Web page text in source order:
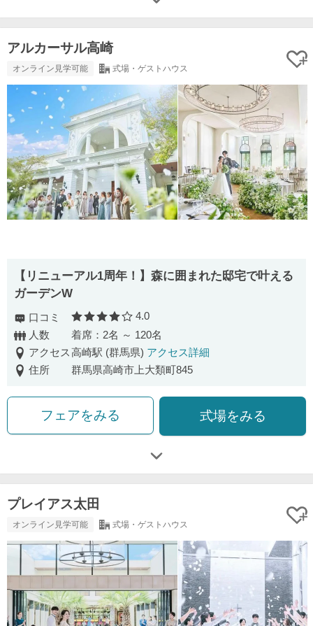
アルカーサル高崎
オンライン見学可能 式場・ゲストハウス
【リニューアル1周年！】森に囲まれた邸宅で叶える
ガーデンW
口コミ 口コミ評価
4.0
人数
着席：2名 ～ 120名
アクセス高崎駅 (群馬県) アクセス詳細
住所
群馬県高崎市上大類町845
フェアをみる 式場をみる
プレイアス太田
オンライン見学可能 式場・ゲストハウス